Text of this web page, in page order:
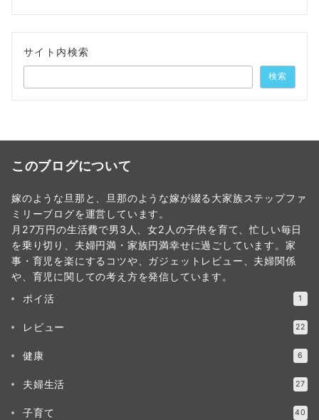
サイト内検索
検索
このブログについて
嫁のような旦那と、旦那のような嫁が綴る大家族ステップファ
ミリーブログを運営しています。
月27万円の生活費で男3人、女2人の子供を育て、忙しい毎日
を乗り切り、夫婦円満・家族円満幸せに過ごしています。家
事・育児を楽にするコツや、ガジェットレビュー、夫婦関係
や、育児に関しての考え方を発信しています。
ポイ活
1
レビュー 22
健康 6
夫婦生活 27
子育て 40